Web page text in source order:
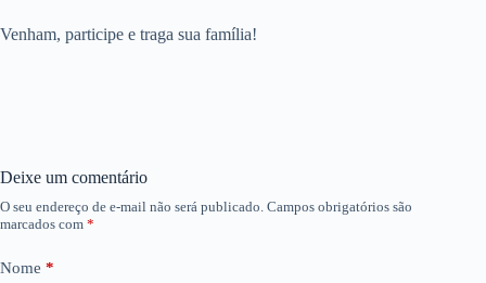
Venham, participe e traga sua família!
Deixe um comentário
O seu endereço de e-mail não será publicado. Campos obrigatórios são
marcados com *
Nome *